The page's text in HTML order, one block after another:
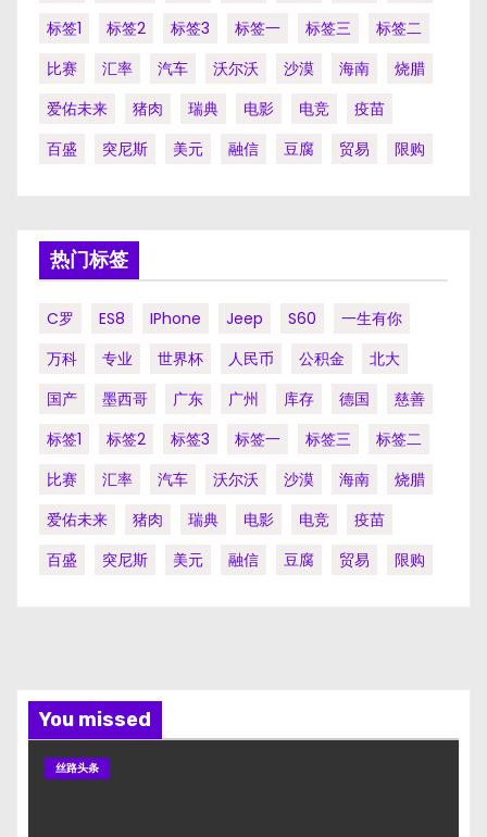
标签1 标签2 标签3 标签一 标签三
标签二
比赛
汇率 汽车 沃尔沃 沙漠 海南
烧腊
爱佑未来
猪肉 瑞典 电影 电竞
疫苗
百盛
突尼斯 美元 融信 豆腐 贸易 限购
热门标签
C罗 ES8 IPhone Jeep S60
一生有你
万科
专业 世界杯 人民币 公积金
北大
国产
墨西哥 广东 广州 库存 德国
慈善
标签1
标签2 标签3 标签一 标签三
标签二
比赛
汇率 汽车 沃尔沃 沙漠 海南
烧腊
爱佑未来
猪肉 瑞典 电影 电竞
疫苗
百盛
突尼斯 美元 融信 豆腐 贸易 限购
You missed
丝路头条